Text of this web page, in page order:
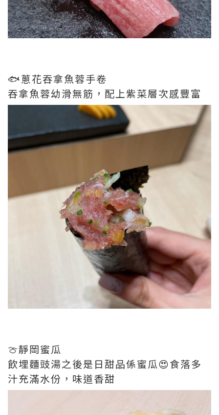
🐟蔥花吞拿魚蓉手卷
吞拿魚蓉幼滑無筋，配上紫菜層次感豐富
🍈靜岡蜜瓜
飲埋麵豉湯之後是日甜品係蜜瓜😍食落多
汁充滿水份，味道香甜